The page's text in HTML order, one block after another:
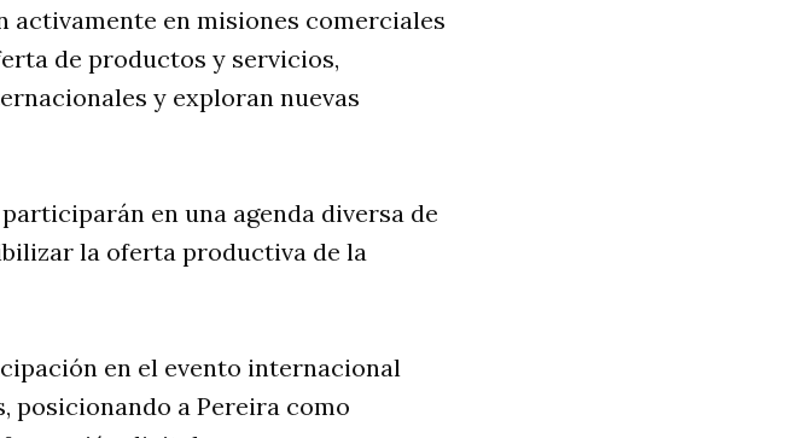
activamente en misiones comerciales
de productos y servicios,
y exploran nuevas
en una agenda diversa de
la oferta productiva de la
en el evento internacional
posicionando a Pereira como